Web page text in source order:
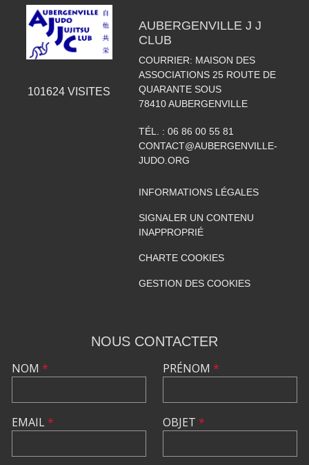
101624 VISITES
AUBERGENVILLE J J
CLUB
COURRIER: MAISON DES
ASSOCIATIONS 25 ROUTE DE
QUARANTE SOUS
78410 AUBERGENVILLE
TÉL. : 06 86 00 55 81
CONTACT@AUBERGENVILLE-
JUDO.ORG
INFORMATIONS LÉGALES
SIGNALER UN CONTENU
INAPPROPRIÉ
CHARTE COOKIES
GESTION DES COOKIES
NOUS CONTACTER
NOM *
EMAIL*
PRÉNOM *
OBJET *